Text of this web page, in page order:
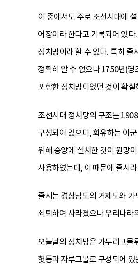
이 중에서도 주로 조선시대에
어장이라 한다고 기록되어 있
정치망이라 할 수 있다. 특히 줄
정확히 알 수 없으나 1750년(
포함한 정치망이었던 것이 확실
조선시대 정치망의 구조는
구성되어 있으며, 회유하는 어
위해 중앙에 설치한 것이 원망
사용하였는데, 이 때문에 줄시
줄시는 경상남도의 거제도와
쇠퇴하여 사라졌으나 우리나라
오늘날의 정치망은 가두리그물
헛통과 자루그물로 구성되어